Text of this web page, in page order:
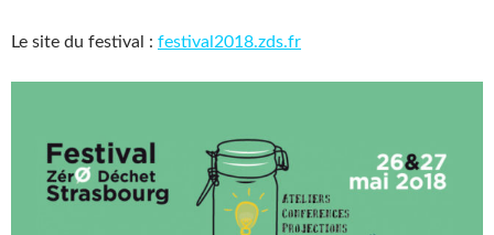
Le site du festival : festival2018.zds.fr